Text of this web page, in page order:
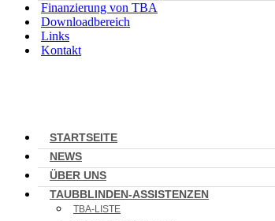
Finanzierung von TBA
Downloadbereich
Links
Kontakt
STARTSEITE
NEWS
ÜBER UNS
TAUBBLINDEN-ASSISTENZEN
TBA-LISTE